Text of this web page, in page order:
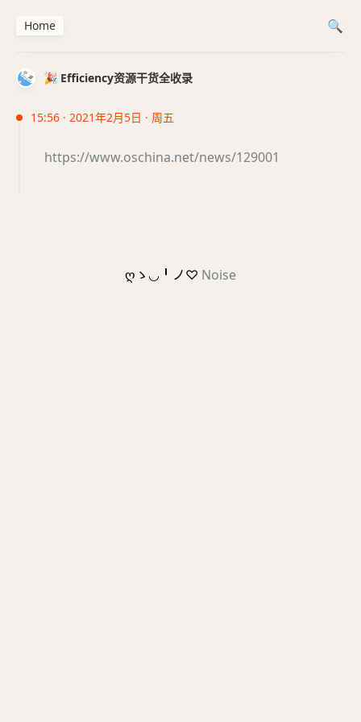
🎉 Efficiency资源干货全收录
15:56 · 2021年2月5日 · 周五
https://www.oschina.net/news/129001
Home
ღゝ◡╹ノ♡ Noise